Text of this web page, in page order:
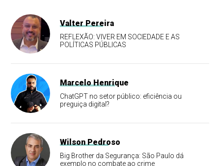
Valter Pereira
REFLEXÃO: VIVER EM SOCIEDADE E AS
POLÍTICAS PÚBLICAS
Marcelo Henrique
ChatGPT no setor público: eficiência ou
preguiça digital?
Wilson Pedroso
Big Brother da Segurança: São Paulo dá
exemplo no combate ao crime